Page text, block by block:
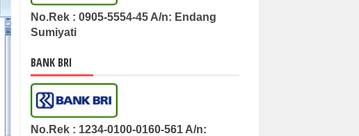
No.Rek : 0905-5554-45 A/n: Endang
Sumiyati
BANK BRI
No.Rek : 1234-0100-0160-561 A/n: